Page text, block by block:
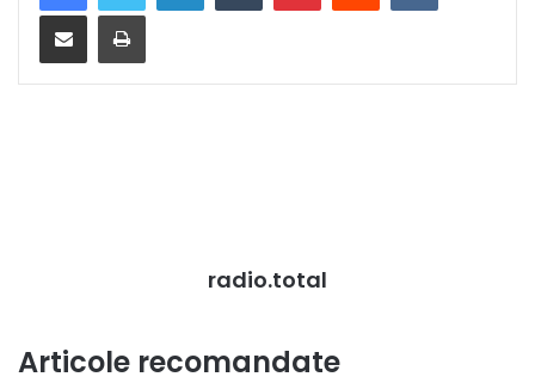
Distribuie prin mail Tipărește
radio.total
Articole recomandate